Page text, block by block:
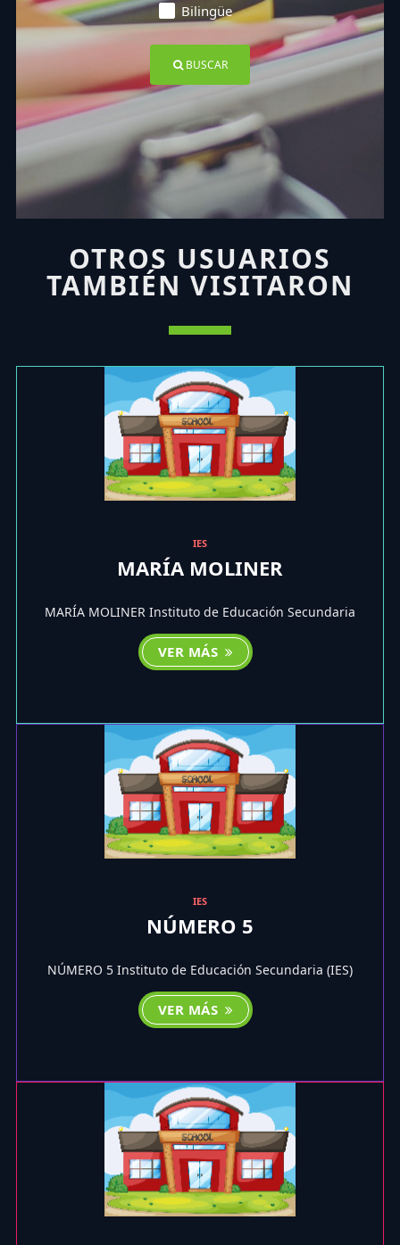
Bilingüe
BUSCAR
OTROS USUARIOS
TAMBIÉN VISITARON
IES
MARÍA MOLINER
MARÍA MOLINER Instituto de Educación Secundaria
VER MÁS
IES
NÚMERO 5
NÚMERO 5 Instituto de Educación Secundaria (IES)
VER MÁS